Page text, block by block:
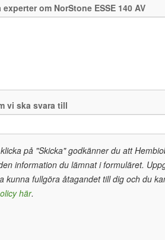
experter om NorStone ESSE 140 AV
vi ska svara till
på "Skicka" godkänner du att
information du lämnat i formuläret.
kunna fullgöra åtagandet till dig och du
här.